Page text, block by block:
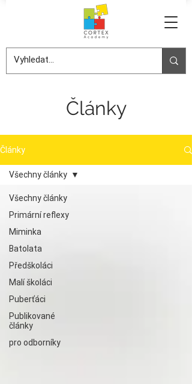
Články
Články
Všechny články
Primární reflexy
Miminka
Batolata
Předškoláci
Malí školáci
Puberťáci
Publikované
články
pro odborníky
Všechny články